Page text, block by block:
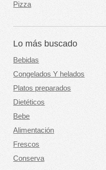
Pizza
Lo más buscado
Bebidas
Congelados Y helados
Platos preparados
Dietéticos
Bebe
Alimentación
Frescos
Conserva